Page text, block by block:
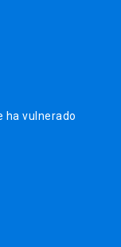
ha vulnerado